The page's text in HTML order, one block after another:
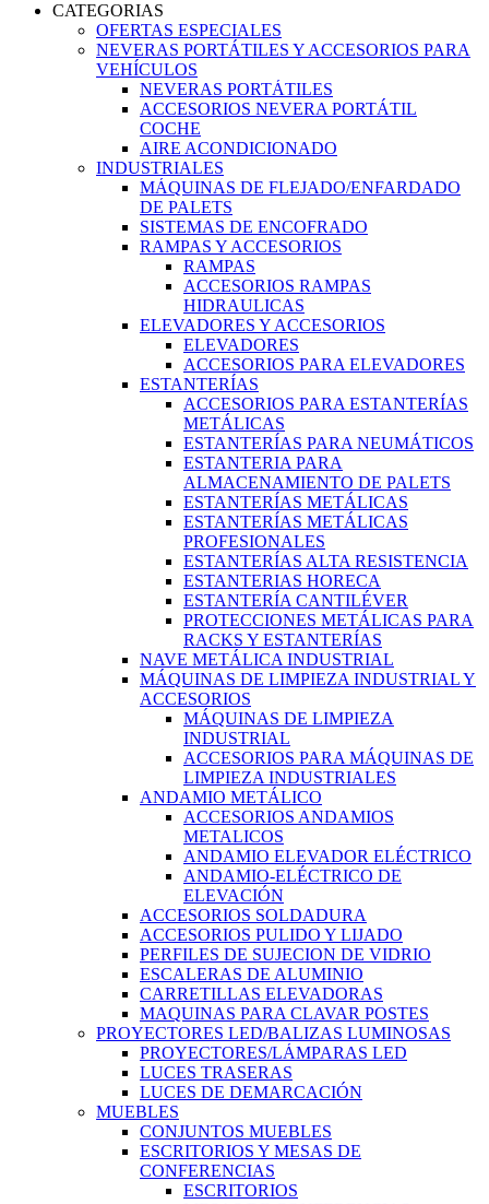
CATEGORIAS
OFERTAS ESPECIALES
NEVERAS PORTÁTILES Y ACCESORIOS PARA
VEHÍCULOS
NEVERAS PORTÁTILES
ACCESORIOS NEVERA PORTÁTIL
COCHE
AIRE ACONDICIONADO
INDUSTRIALES
MÁQUINAS DE FLEJADO/ENFARDADO
DE PALETS
SISTEMAS DE ENCOFRADO
RAMPAS Y ACCESORIOS
RAMPAS
ACCESORIOS RAMPAS
HIDRAULICAS
ELEVADORES Y ACCESORIOS
ELEVADORES
ACCESORIOS PARA ELEVADORES
ESTANTERÍAS
ACCESORIOS PARA ESTANTERÍAS
METÁLICAS
ESTANTERÍAS PARA NEUMÁTICOS
ESTANTERIA PARA
ALMACENAMIENTO DE PALETS
ESTANTERÍAS METÁLICAS
ESTANTERÍAS METÁLICAS
PROFESIONALES
ESTANTERÍAS ALTA RESISTENCIA
ESTANTERIAS HORECA
ESTANTERÍA CANTILÉVER
PROTECCIONES METÁLICAS PARA
RACKS Y ESTANTERÍAS
NAVE METÁLICA INDUSTRIAL
MÁQUINAS DE LIMPIEZA INDUSTRIAL Y
ACCESORIOS
MÁQUINAS DE LIMPIEZA
INDUSTRIAL
ACCESORIOS PARA MÁQUINAS DE
LIMPIEZA INDUSTRIALES
ANDAMIO METÁLICO
ACCESORIOS ANDAMIOS
METALICOS
ANDAMIO ELEVADOR ELÉCTRICO
ANDAMIO-ELÉCTRICO DE
ELEVACIÓN
ACCESORIOS SOLDADURA
ACCESORIOS PULIDO Y LIJADO
PERFILES DE SUJECION DE VIDRIO
ESCALERAS DE ALUMINIO
CARRETILLAS ELEVADORAS
MAQUINAS PARA CLAVAR POSTES
PROYECTORES LED/BALIZAS LUMINOSAS
PROYECTORES/LÁMPARAS LED
LUCES TRASERAS
LUCES DE DEMARCACIÓN
MUEBLES
CONJUNTOS MUEBLES
ESCRITORIOS Y MESAS DE
CONFERENCIAS
ESCRITORIOS